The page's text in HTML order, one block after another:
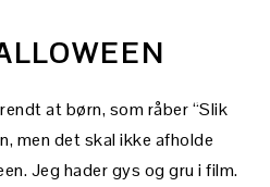
at børn, som råber “Slik
men det skal ikke afholde
Jeg hader gys og gru i film.